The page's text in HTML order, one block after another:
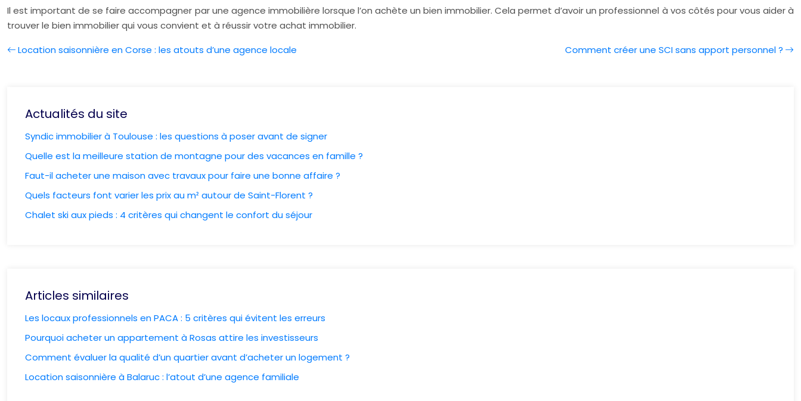
Il est important de se faire accompagner par une agence immobilière lorsque l’on achète un bien immobilier. Cela permet d’avoir un professionnel à vos côtés pour vous aider à
trouver le bien immobilier qui vous convient et à réussir votre achat immobilier.
Location saisonnière en Corse : les atouts d’une agence locale
Comment créer une SCI sans apport personnel ?
Actualités du site
Syndic immobilier à Toulouse : les questions à poser avant de signer
Quelle est la meilleure station de montagne pour des vacances en famille ?
Faut-il acheter une maison avec travaux pour faire une bonne affaire ?
Quels facteurs font varier les prix au m² autour de Saint-Florent ?
Chalet ski aux pieds : 4 critères qui changent le confort du séjour
Articles similaires
Les locaux professionnels en PACA : 5 critères qui évitent les erreurs
Pourquoi acheter un appartement à Rosas attire les investisseurs
Comment évaluer la qualité d’un quartier avant d’acheter un logement ?
Location saisonnière à Balaruc : l’atout d’une agence familiale